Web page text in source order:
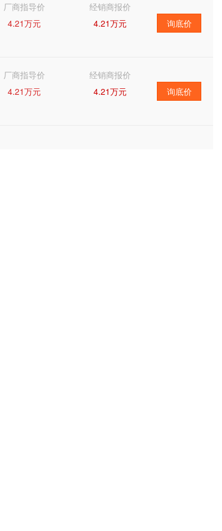
厂商指导价
4.21万元
经销商报价
4.21万元
询底价
厂商指导价
4.21万元
经销商报价
4.21万元
询底价